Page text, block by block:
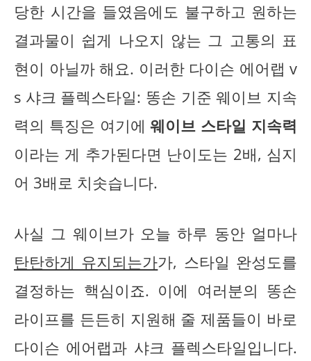
당한 시간을 들였음에도 불구하고 원하는
결과물이 쉽게 나오지 않는 그 고통의 표
현이 아닐까 해요. 이러한 다이슨 에어랩 v
s 샤크 플렉스타일: 똥손 기준 웨이브 지속
력의 특징은 여기에웨이브 스타일 지속력
이라는 게 추가된다면 난이도는 2배, 심지
어 3배로 치솟습니다.
사실 그 웨이브가 오늘 하루 동안 얼마나
탄탄하게 유지되는가가, 스타일 완성도를
결정하는 핵심이죠. 이에 여러분의 똥손
라이프를 든든히 지원해 줄 제품들이 바로
다이슨 에어랩과 샤크 플렉스타일입니다.